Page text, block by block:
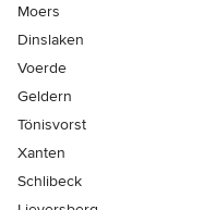
Moers
Dinslaken
Voerde
Geldern
Tönisvorst
Xanten
Schlibeck